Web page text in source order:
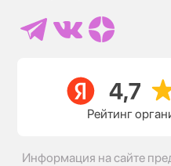
Рейтинг
Информация на сайте